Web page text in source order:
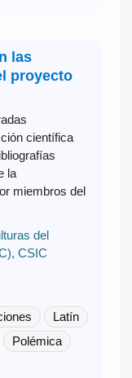
las
proyecto
científica
la
miembros del
del
CSIC
Latín
Polémica